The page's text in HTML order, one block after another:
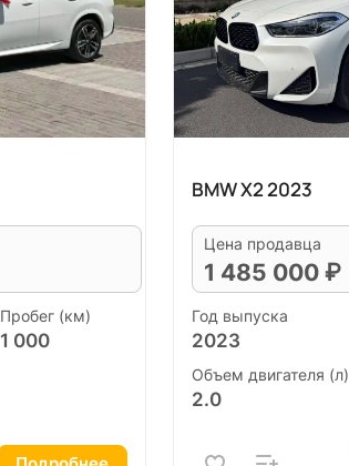
Пробег (км)
1 000
BMW X2 2023
Цена продавца
1 485 000 ₽
Год выпуска
2023
Объем двигателя (л)
2.0